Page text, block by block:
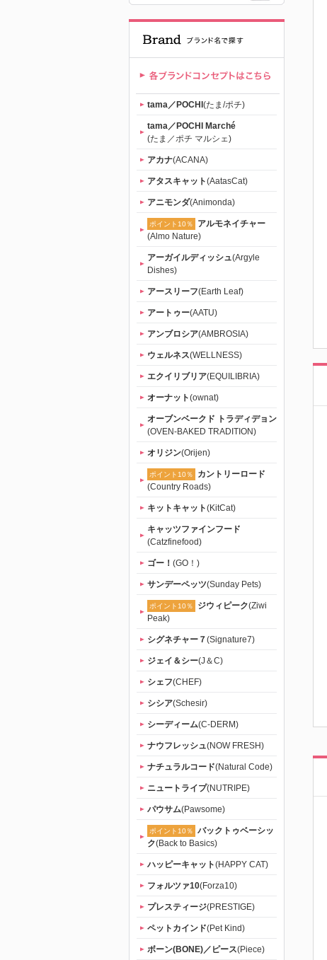
ャットフー
ド専門店
「たまのお
ねだり
（tama）」
｜初回送料
無料
tama／POCHI (たま/ポチ)
tama／POCHI Marché
(たま／ポチ マルシェ)
アカナ(ACANA)
アタスキャット(AatasCat)
アニモンダ(Animonda)
ポイント10％
アルモネイチャー
(Almo Nature)
アーガイルディッシュ(Argyle
Dishes)
アースリーフ(Earth Leaf)
アートゥー(AATU)
アンブロシア(AMBROSIA)
ウェルネス(WELLNESS)
エクイリブリア(EQUILIBRIA)
オーナット(ownat)
オーブンベークド トラディデョン
(OVEN-BAKED TRADITION)
オリジン(Orijen)
ポイント10％
カントリーロード
(Country Roads)
キットキャット(KitCat)
キャッツファインフード
(Catzfinefood)
ゴー！ (GO！)
サンデーペッツ(Sunday Pets)
ポイント10％ ジウィピーク(Ziwi
Peak)
シグネチャー７(Signature7)
ジェイ＆シー(J＆C)
シェフ(CHEF)
シシア(Schesir)
シーディーム(C-DERM)
ナウフレッシュ(NOW FRESH)
ナチュラルコード(Natural Code)
ニュートライプ(NUTRIPE)
パウサム(Pawsome)
ポイント10％
バックトゥベーシッ
ク(Back to Basics)
ハッピーキャット(HAPPY CAT)
フォルツァ10(Forza10)
プレスティージ(PRESTIGE)
ペットカインド(Pet Kind)
ボーン(BONE)／ピース(Piece)